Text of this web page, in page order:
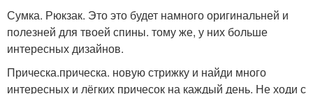
Сумка. Рюкзак. Это это будет намного оригинальней и
полезней для твоей спины. тому же, у них больше
интересных дизайнов.
Прическа.прическа. новую стрижку и найди много
интересных и лёгких причесок на каждый день. Не ходи с